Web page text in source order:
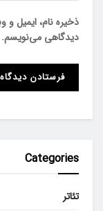
ذخیره نام، ایمیل و
دیدگاهی می‌نویسم.
Categories
تئاتر